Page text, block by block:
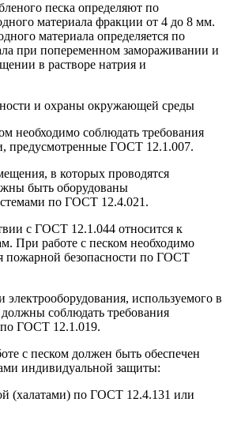
песка определяют по
материала фракции от 4 до 8 мм.
материала определяется по
при попеременном замораживании и
в растворе натрия и
и охраны окружающей среды
необходимо соблюдать требования
предусмотренные ГОСТ 12.1.007.
в которых проводятся
быть оборудованы
по ГОСТ 12.4.021.
с ГОСТ 12.1.044 относится к
При работе с песком необходимо
пожарной безопасности по ГОСТ
электрооборудования, используемого в
соблюдать требования
по ГОСТ 12.1.019.
с песком должен быть обеспечен
индивидуальной защиты:
(халатами) по ГОСТ 12.4.131 или